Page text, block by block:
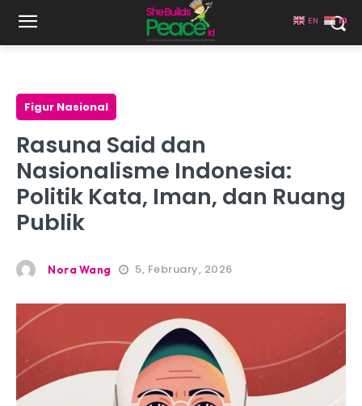
Figur Nasional
Rasuna Said dan
Nasionalisme Indonesia:
Politik Kata, Iman, dan Ruang
Publik
Nora Wang 5, February, 2026
EN ID